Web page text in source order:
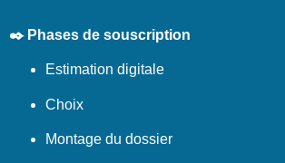
✒️ Phases de souscription
Estimation digitale
Choix
Montage du dossier